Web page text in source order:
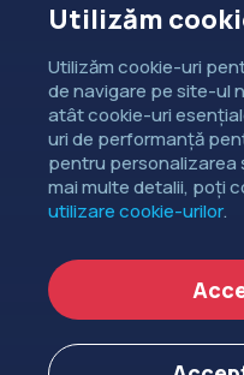
Dorești să
departamentul
Copyright ©
Politica de cookie-uri
Utilizăm
Utilizăm cookie-uri
de navigare pe site-ul
atât cookie-uri
uri de performanță
pentru personalizarea
mai multe detalii, poți
utilizare cookie-urilor.